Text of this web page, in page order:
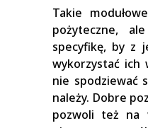
Takie
pożyteczne,
specyfikę, by z
wykorzystać ich
nie spodziewać
należy. Dobre
pozwoli też na